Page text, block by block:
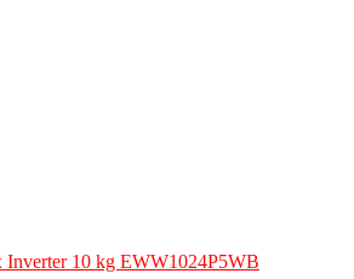
Inverter 10 kg EWW1024P5WB